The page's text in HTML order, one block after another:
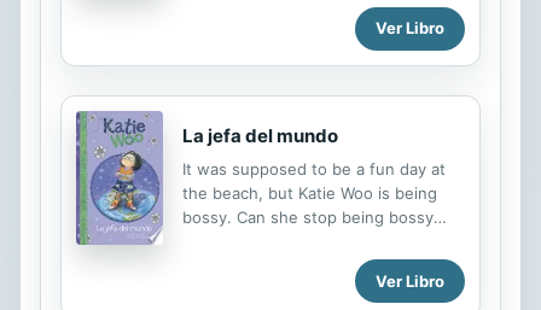
de equitación; y asómbrate cuando
Blancanieves y su yegua, Astor, se
atreven a ir al rescate del Príncipe.
rabia. Harta de que en su manada la
castiguen por ello, decide escaparse
dicen que los polos opuestos se
este par de niñas con un corazón
enorme. Imagen de portada Cdd20
en pixabay
Ver Libro
La jefa del mundo
It was supposed to be a fun day at
the beach, but Katie Woo is being
bossy. Can she stop being bossy
Ver Libro